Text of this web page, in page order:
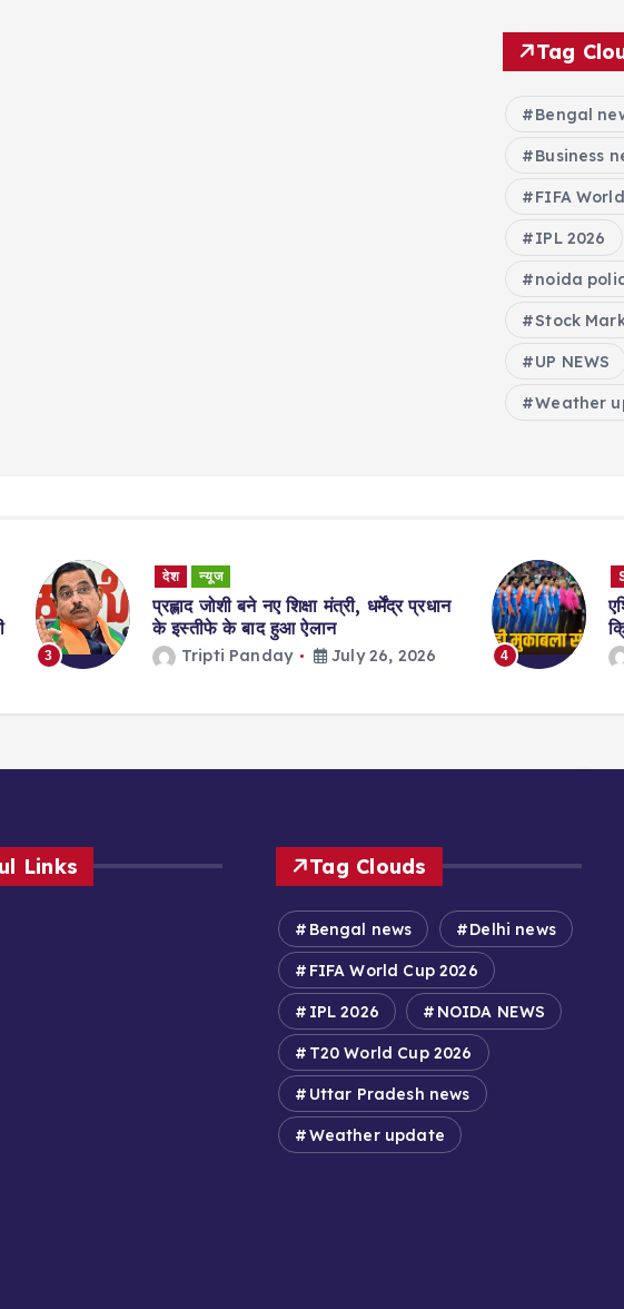
Tag
Bengal
Business
FIFA
IPL 2026
noida
Stock
UP NEWS
Weather
4
Sports
एशियन गेम्स 2026: भारत-पाकिस्तान का
क्रिकेट मैच सिर्फ़ एक शर्त पर हो सकता है…
Tripti Panday July 24, 2026
Links Tag Clouds
Bengal news Delhi news
FIFA World Cup 2026
IPL 2026 NOIDA NEWS
T20 World Cup 2026
Uttar Pradesh news
Weather update